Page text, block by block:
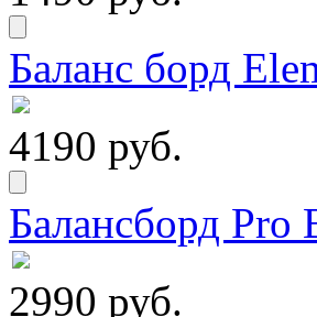
Баланс борд
4190 руб.
Балансборд Pro
2990 руб.